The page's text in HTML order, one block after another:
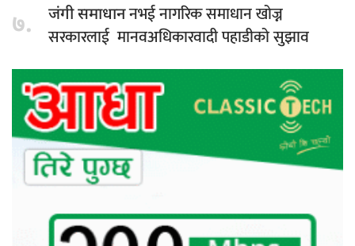
७. जंगी समाधाननभई नागरिक समाधान खोज्न
सरकारलाई मानवअधिकारवादी पहाडीको सुझाव